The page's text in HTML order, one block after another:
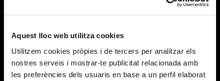
Aquest lloc web utilitza cookies
Utilitzem cookies pròpies i de tercers per analitzar els
nostres serveis i mostrar-te publicitat relacionada amb
les preferències dels usuaris en base a un perfil elaborat
RTVE prepara ‘¡Cuánta guerra!’ amb la
periodista Conchi Cejudo